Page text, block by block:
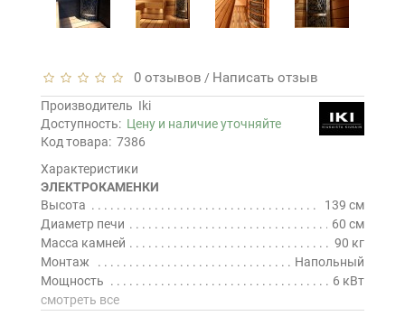
0 отзывов / Написать отзыв
Производитель Iki
Доступность: Цену и наличие уточняйте
Код товара: 7386
Характеристики
ЭЛЕКТРОКАМЕНКИ
Высота
139 см
Диаметр печи
60 см
Масса камней
90 кг
Монтаж
Напольный
Мощность
6 кВт
смотреть все